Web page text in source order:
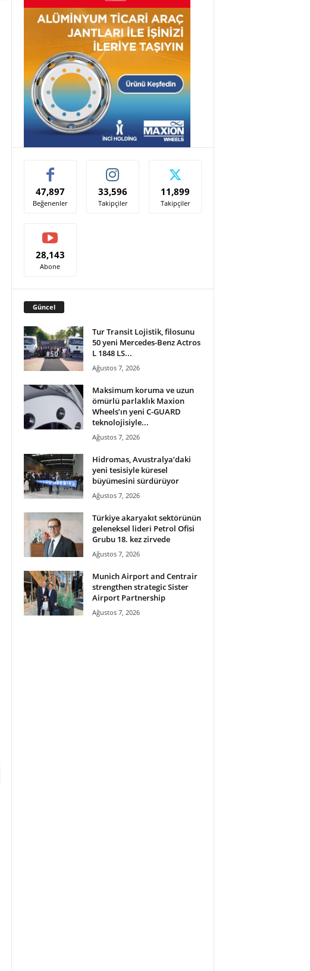
47,897
Beğenenler
33,596
Takipçiler
11,899
Takipçiler
28,143
Abone
Güncel
Tur Transit Lojistik, filosunu
50 yeni Mercedes-Benz Actros
L 1848 LS...
Ağustos 7, 2026
Maksimum koruma ve uzun
ömürlü parlaklık Maxion
Wheels’ın yeni C-GUARD
teknolojisiyle...
Ağustos 7, 2026
Hidromas, Avustralya’daki
yeni tesisiyle küresel
büyümesini sürdürüyor
Ağustos 7, 2026
Türkiye akaryakıt sektörünün
geleneksel lideri Petrol Ofisi
Grubu 18. kez zirvede
Ağustos 7, 2026
Munich Airport and Centrair
strengthen strategic Sister
Airport Partnership
Ağustos 7, 2026